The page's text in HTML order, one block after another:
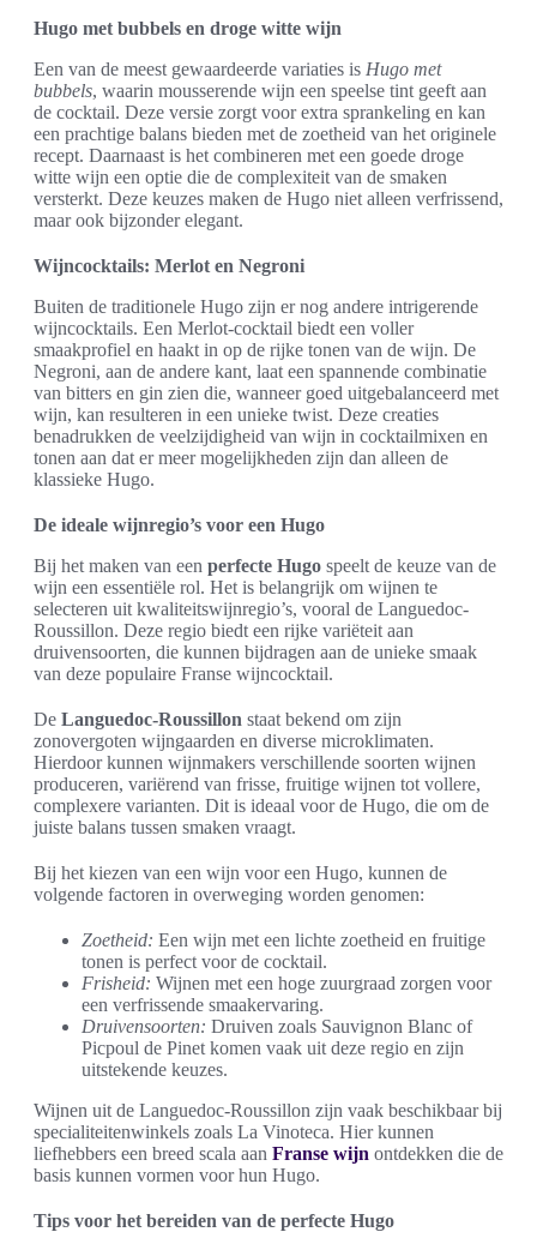
Hugo met bubbels en droge witte wijn
Een van de meest gewaardeerde variaties is Hugo met
bubbels, waarin mousserende wijn een speelse tint geeft aan
de cocktail. Deze versie zorgt voor extra sprankeling en kan
een prachtige balans bieden met de zoetheid van het originele
recept. Daarnaast is het combineren met een goede droge
witte wijn een optie die de complexiteit van de smaken
versterkt. Deze keuzes maken de Hugo niet alleen verfrissend,
maar ook bijzonder elegant.
Wijncocktails: Merlot en Negroni
Buiten de traditionele Hugo zijn er nog andere intrigerende
wijncocktails. Een Merlot-cocktail biedt een voller
smaakprofiel en haakt in op de rijke tonen van de wijn. De
Negroni, aan de andere kant, laat een spannende combinatie
van bitters en gin zien die, wanneer goed uitgebalanceerd met
wijn, kan resulteren in een unieke twist. Deze creaties
benadrukken de veelzijdigheid van wijn in cocktailmixen en
tonen aan dat er meer mogelijkheden zijn dan alleen de
klassieke Hugo.
De ideale wijnregio’s voor een Hugo
Bij het maken van een perfecte Hugo speelt de keuze van de
wijn een essentiële rol. Het is belangrijk om wijnen te
selecteren uit kwaliteitswijnregio’s, vooral de Languedoc-
Roussillon. Deze regio biedt een rijke variëteit aan
druivensoorten, die kunnen bijdragen aan de unieke smaak
van deze populaire Franse wijncocktail.
De Languedoc-Roussillon staat bekend om zijn
zonovergoten wijngaarden en diverse microklimaten.
Hierdoor kunnen wijnmakers verschillende soorten wijnen
produceren, variërend van frisse, fruitige wijnen tot vollere,
complexere varianten. Dit is ideaal voor de Hugo, die om de
juiste balans tussen smaken vraagt.
Bij het kiezen van een wijn voor een Hugo, kunnen de
volgende factoren in overweging worden genomen:
Zoetheid: Een wijn met een lichte zoetheid en fruitige
tonen is perfect voor de cocktail.
Frisheid: Wijnen met een hoge zuurgraad zorgen voor
een verfrissende smaakervaring.
Druivensoorten: Druiven zoals Sauvignon Blanc of
Picpoul de Pinet komen vaak uit deze regio en zijn
uitstekende keuzes.
Wijnen uit de Languedoc-Roussillon zijn vaak beschikbaar bij
specialiteitenwinkels zoals La Vinoteca. Hier kunnen
liefhebbers een breed scala aan Franse wijn ontdekken die de
basis kunnen vormen voor hun Hugo.
Tips voor het bereiden van de perfecte Hugo